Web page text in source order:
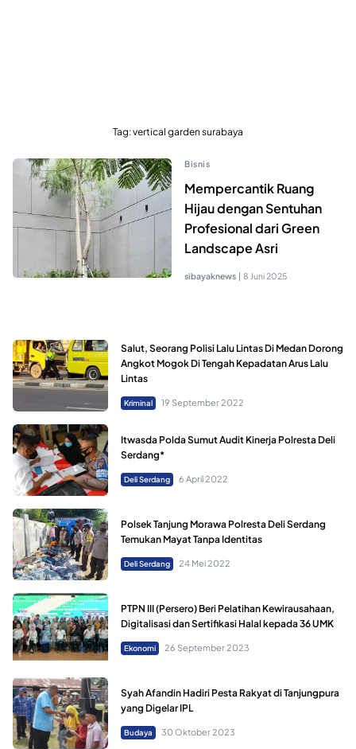
Tag:vertical garden surabaya
Bisnis
Mempercantik Ruang
Hijau dengan Sentuhan
Profesional dari Green
Landscape Asri
sibayaknews | 8 Juni 2025
Salut, Seorang Polisi Lalu Lintas Di Medan Dorong
Angkot Mogok Di Tengah Kepadatan Arus Lalu
Lintas
Kriminal 19 September 2022
Itwasda Polda Sumut Audit Kinerja Polresta Deli
Serdang*
Deli Serdang 6 April 2022
Polsek Tanjung Morawa Polresta Deli Serdang
Temukan Mayat Tanpa Identitas
Deli Serdang 24 Mei 2022
PTPN III (Persero) Beri Pelatihan Kewirausahaan,
Digitalisasi dan Sertifikasi Halal kepada 36 UMK
Ekonomi 26 September 2023
Syah Afandin Hadiri Pesta Rakyat di Tanjungpura
yang Digelar IPL
Budaya 30 Oktober 2023